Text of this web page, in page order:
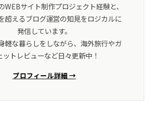
WEBサイト制作プロジェクト経験と、
超えるブログ運営の知見をロジカルに
発信しています。
軽な暮らしをしながら、海外旅行やガ
ットレビューなど日々更新中！
プロフィール詳細 →